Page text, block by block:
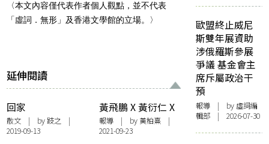
〈本文內容僅代表作者個人觀點，並不代表
「虛詞．無形」及香港文學館的立場。〉
延伸閱讀
回家
散文 | by跂之 |
2019-09-13
黃飛鵬 X 黃衍仁 X
楊慧儀：抗爭備
忘，情緒急救
報導| by 黃柏熹|
2021-09-23
歐盟終止威尼
斯雙年展資助
涉俄羅斯參展
爭議 基金會主
席斥屬政治干
預
報導 | by 虛詞編
輯部 | 2026-07-30